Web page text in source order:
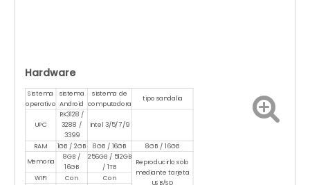
Hardware
Sistema
operativo
sistema
Android
sistema de
computadora
tipo sandalia
UPC
RK3128 /
3288 /
3399
Intel 3/5/7/9
RAM 1GB / 2GB 8GB / 16GB 8GB / 16GB
Memoria
8GB /
16GB
256GB / 512GB
/ 1TB
Reproducirlo solo
mediante tarjeta
USB/SD
WIFI Con
Con